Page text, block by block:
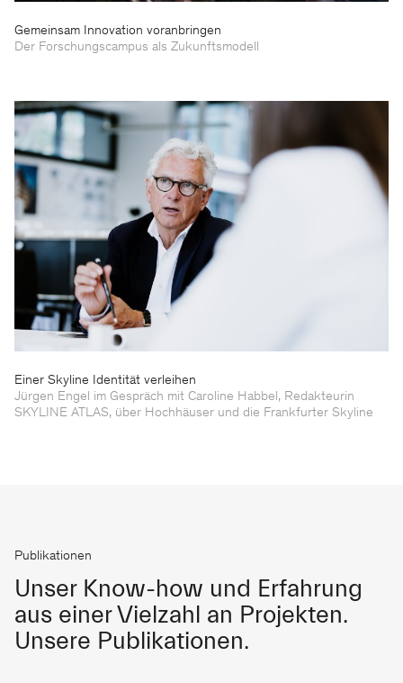
Gemeinsam Innovation voranbringen
Der Forschungscampus als Zukunftsmodell
Einer Skyline Identität verleihen
Jürgen Engel im Gespräch mit Caroline Habbel, Redakteurin
SKYLINE ATLAS, über Hochhäuser und die Frankfurter Skyline
Publikationen
Unser Know-how und Erfahrung
aus einer Vielzahl an Projekten.
Unsere Publikationen.